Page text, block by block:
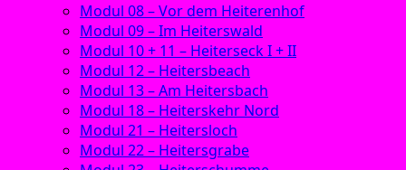
Modul 08 – Vor dem Heiterenhof
Modul 09 – Im Heiterswald
Modul 10 + 11 – Heiterseck I + II
Modul 12 – Heitersbeach
Modul 13 – Am Heitersbach
Modul 18 – Heiterskehr Nord
Modul 21 – Heitersloch
Modul 22 – Heitersgrabe